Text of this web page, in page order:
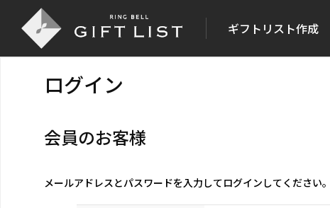
ギフトリスト作成
ログイン
会員のお客様
メールアドレスとパスワードを入力してログインしてください。